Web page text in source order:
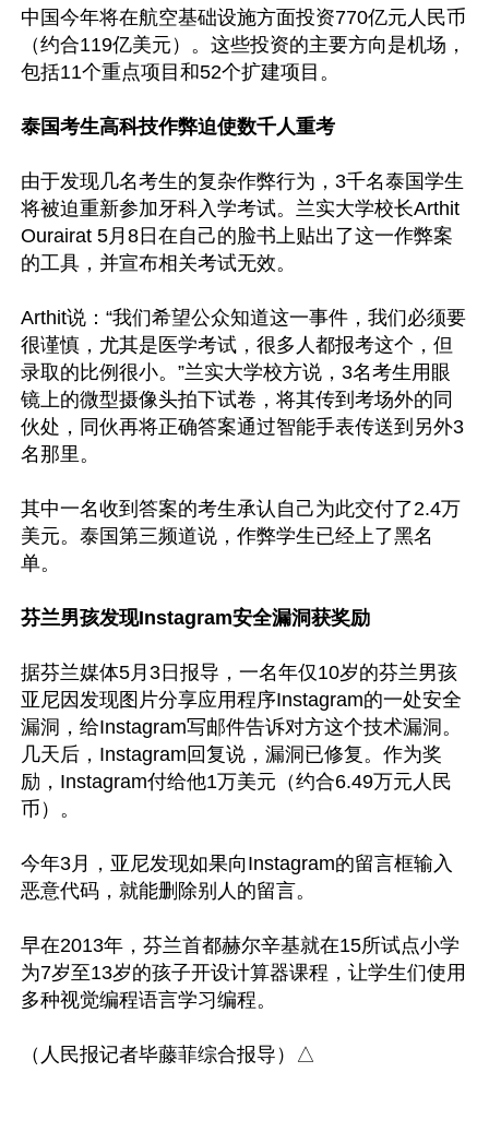
中国今年将在航空基础设施方面投资770亿元人民币
（约合119亿美元）。这些投资的主要方向是机场，
包括11个重点项目和52个扩建项目。
泰国考生高科技作弊迫使数千人重考
由于发现几名考生的复杂作弊行为，3千名泰国学生
将被迫重新参加牙科入学考试。兰实大学校长Arthit
Ourairat 5月8日在自己的脸书上贴出了这一作弊案
的工具，并宣布相关考试无效。
Arthit说：“我们希望公众知道这一事件，我们必须要
很谨慎，尤其是医学考试，很多人都报考这个，但
录取的比例很小。”兰实大学校方说，3名考生用眼
镜上的微型摄像头拍下试卷，将其传到考场外的同
伙处，同伙再将正确答案通过智能手表传送到另外3
名那里。
其中一名收到答案的考生承认自己为此交付了2.4万
美元。泰国第三频道说，作弊学生已经上了黑名
单。
芬兰男孩发现Instagram安全漏洞获奖励
据芬兰媒体5月3日报导，一名年仅10岁的芬兰男孩
亚尼因发现图片分享应用程序Instagram的一处安全
漏洞，给Instagram写邮件告诉对方这个技术漏洞。
几天后，Instagram回复说，漏洞已修复。作为奖
励，Instagram付给他1万美元（约合6.49万元人民
币）。
今年3月，亚尼发现如果向Instagram的留言框输入
恶意代码，就能删除别人的留言。
早在2013年，芬兰首都赫尔辛基就在15所试点小学
为7岁至13岁的孩子开设计算器课程，让学生们使用
多种视觉编程语言学习编程。